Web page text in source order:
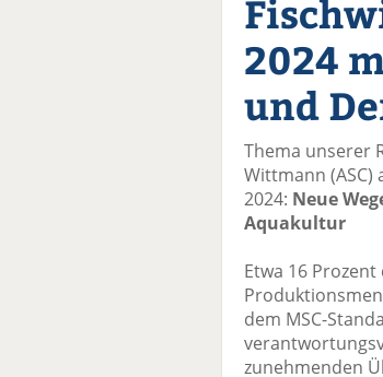
2024
und
Thema unserer
Wittmann
2024: Neue
Aquakultur
Etwa 16
dem MSC-
zunehmenden